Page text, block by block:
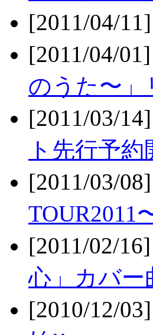
[2011/04/
[2011/04/
のうた〜
[2011/03/
ト先行予約
[2011/03/
TOUR2011
[2011/02/
心」カバー
[2010/12/